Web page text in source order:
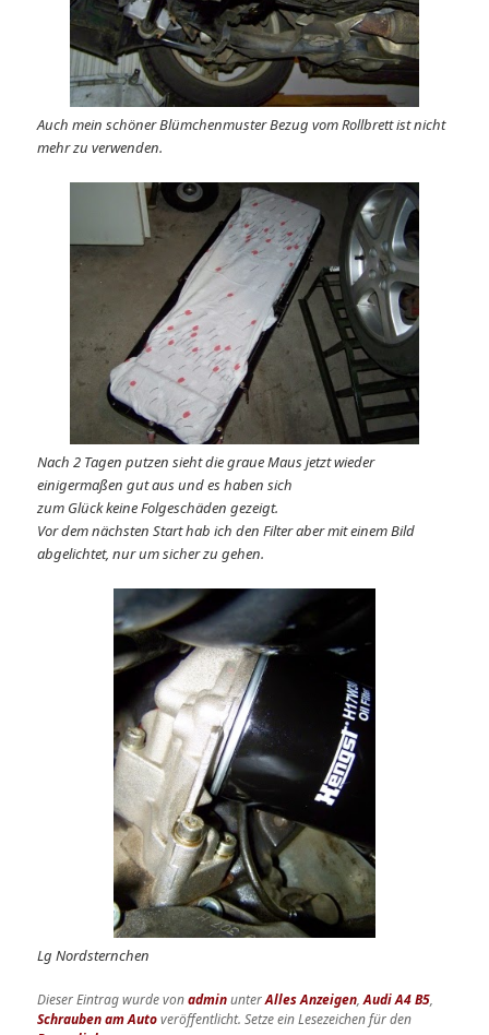
Auch mein schöner Blümchenmuster Bezug vom Rollbrett ist nicht
mehr zu verwenden.
Nach 2 Tagen putzen sieht die graue Maus jetzt wieder
einigermaßen gut aus und es haben sich
zum Glück keine Folgeschäden gezeigt.
Vor dem nächsten Start hab ich den Filter aber mit einem Bild
abgelichtet, nur um sicher zu gehen.
Lg Nordsternchen
Dieser Eintrag wurde vonadminunterAlles Anzeigen,Audi A4 B5,
Schrauben am Autoveröffentlicht. Setze ein Lesezeichen für den